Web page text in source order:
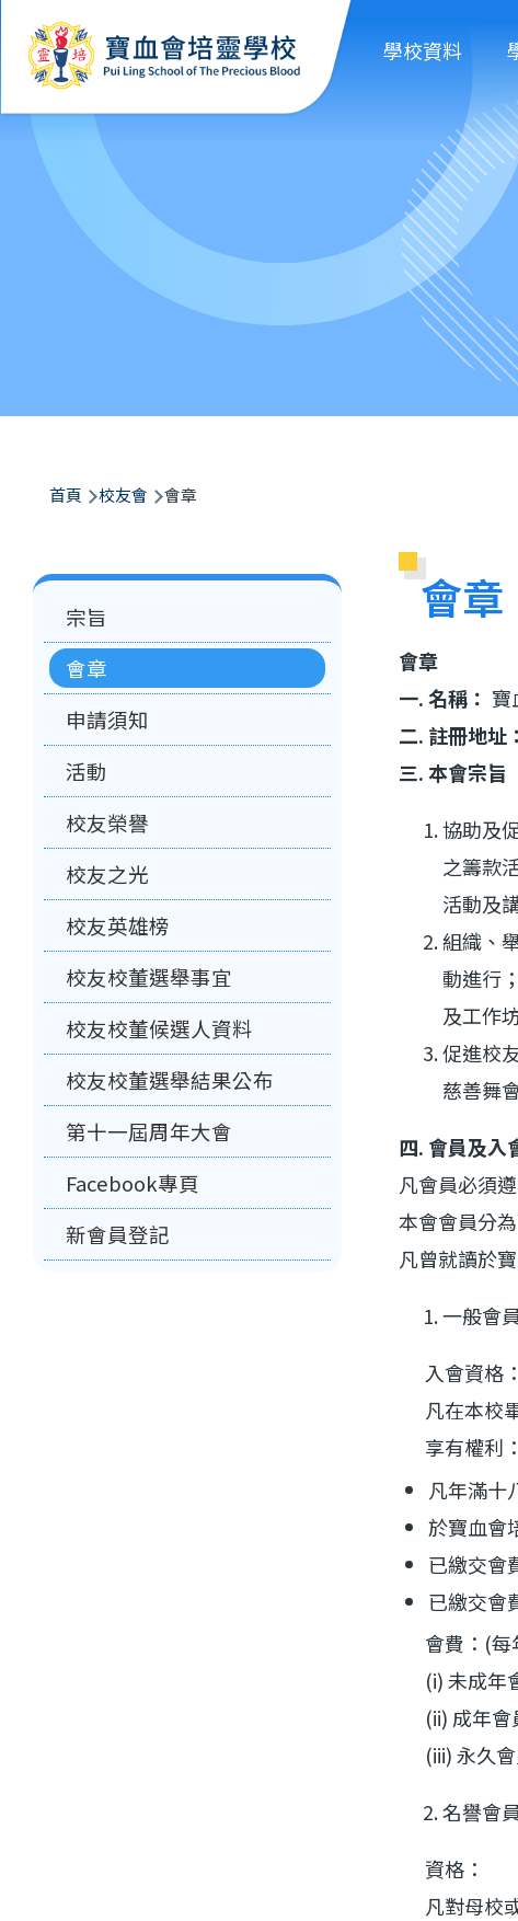
移至主內容
學校資料
航
結
首頁 校友會 會章
會章
會章
一. 名稱： 寶
二. 註冊地址：
三.本會宗旨
協助及
之籌款
活動及
組織、
動進行
及工作
促進校
慈善舞
四. 會員及入
凡會員必須
本會會員分
凡曾就讀於
一般會員
入會資格：
凡在本校
享有權利：
凡年滿十
於寶血會
已繳交會
已繳交會
會費：(每
(i) 未成年
(ii) 成年會
(iii) 永
名譽會員
資格：
凡對母校
Main
navigation
宗旨
會章
申請須知
活動
校友榮譽
校友之光
校友英雄榜
校友校董選舉事宜
校友校董候選人資料
校友校董選舉結果公布
第十一屆周年大會
Facebook專頁
新會員登記